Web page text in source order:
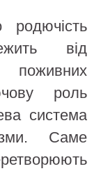
від
поживних
роль
система
Саме